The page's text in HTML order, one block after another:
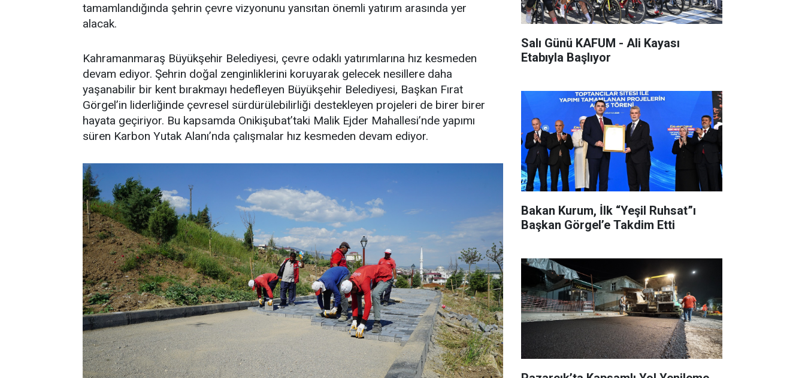
tamamlandığında şehrin çevre vizyonunu yansıtan önemli yatırım arasında yer
alacak.
Kahramanmaraş Büyükşehir Belediyesi, çevre odaklı yatırımlarına hız kesmeden
devam ediyor. Şehrin doğal zenginliklerini koruyarak gelecek nesillere daha
yaşanabilir bir kent bırakmayı hedefleyen Büyükşehir Belediyesi, Başkan Fırat
Görgel’in liderliğinde çevresel sürdürülebilirliği destekleyen projeleri de birer birer
hayata geçiriyor. Bu kapsamda Onikişubat’taki Malik Ejder Mahallesi’nde yapımı
süren Karbon Yutak Alanı’nda çalışmalar hız kesmeden devam ediyor.
Salı Günü KAFUM - Ali Kayası
Etabıyla Başlıyor
Bakan Kurum, İlk “Yeşil Ruhsat”ı
Başkan Görgel’e Takdim Etti